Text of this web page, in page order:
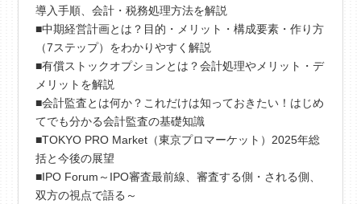
導入手順、会計・税務処理方法を解説
■中期経営計画とは？目的・メリット・構成要素・作り方
（7ステップ）をわかりやすく解説
■有償ストックオプションとは？会計処理やメリット・デ
メリットを解説
■会計監査とは何か？これだけは知っておきたい！はじめ
てでも分かる会計監査の基礎知識
■TOKYO PRO Market（東京プロマーケット）2025年総
括と今後の展望
■IPO Forum～IPO審査最前線、審査する側・される側、
双方の視点で語る～